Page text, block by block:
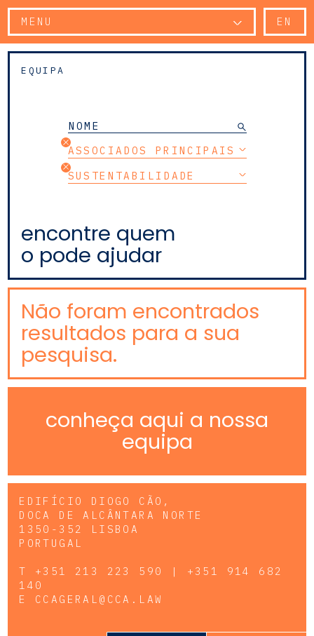
MENU EN
EQUIPA
ASSOCIADOS PRINCIPAIS
SUSTENTABILIDADE
encontre quem
o pode ajudar
Não foram encontrados
resultados para a sua
pesquisa.
conheça aqui a nossa
equipa
EDIFÍCIO DIOGO CÃO,
DOCA DE ALCÂNTARA NORTE
1350-352 LISBOA
PORTUGAL
T +351 213 223 590 | +351 914 682
140
E CCAGERAL@CCA.LAW